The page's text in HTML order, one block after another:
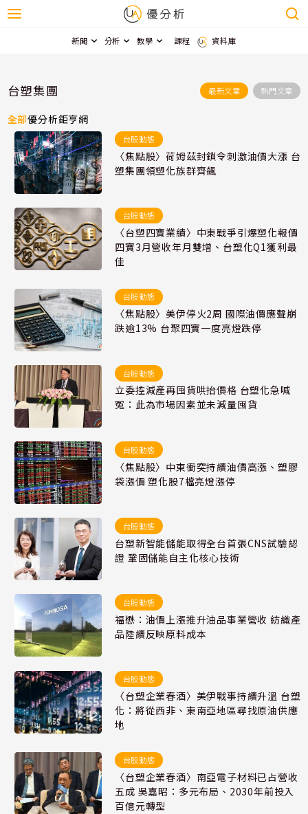
新聞 分析 教學 課程 資料庫
台塑集團 最新文章 熱門文章
全部優分析鉅亨網
台股動態
〈焦點股〉荷姆茲封鎖令刺激油價大漲 台
塑集團領塑化族群齊飆
台股動態
〈台塑四寶業績〉中東戰爭引爆塑化報價
四寶3月營收年月雙增、台塑化Q1獲利最
佳
台股動態
〈焦點股〉美伊停火2周 國際油價應聲崩
跌逾13% 台聚四寶一度亮燈跌停
台股動態
立委控減產再囤貨哄抬價格 台塑化急喊
冤：此為市場因素並未減量囤貨
台股動態
〈焦點股〉中東衝突持續油價高漲、塑膠
袋漲價 塑化股7檔亮燈漲停
台股動態
台塑新智能儲能取得全台首張CNS試驗認
證 鞏固儲能自主化核心技術
台股動態
福懋：油價上漲推升油品事業營收 紡織產
品陸續反映原料成本
台股動態
〈台塑企業春酒〉美伊戰事持續升溫 台塑
化：將從西非、東南亞地區尋找原油供應
地
台股動態
〈台塑企業春酒〉南亞電子材料已占營收
五成 吳嘉昭：多元布局、2030年前投入
百億元轉型